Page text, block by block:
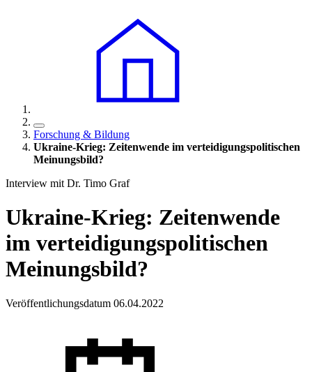
Forschung & Bildung
Ukraine-Krieg: Zeitenwende im verteidigungspolitischen
Meinungsbild?
Interview mit Dr. Timo Graf
Ukraine-Krieg: Zeitenwende
im verteidigungspolitischen
Meinungsbild?
Veröffentlichungsdatum 06.04.2022